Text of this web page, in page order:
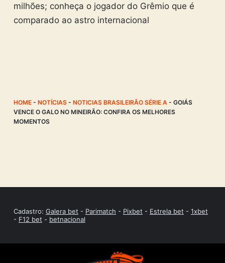
milhões; conheça o jogador do Grêmio que é
comparado ao astro internacional
HOME- NOTÍCIAS- NOTICIAS BRASILEIRÃO SÉRIE A - GOIÁS
VENCE O GALO NO MINEIRÃO: CONFIRA OS MELHORES
MOMENTOS
Cadastro: Galera bet - Parimatch - Pixbet - Estrela bet - 1xbet
- F12 bet - betnacional